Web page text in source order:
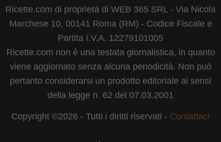
Ricette.com di proprietà di WEB 365 SRL - Via Nicola
Marchese 10, 00141 Roma (RM) - Codice Fiscale e
Partita I.V.A. 12279101005
Ricette.com non è una testata giornalistica, in quanto
viene aggiornato senza alcuna periodicità. Non può
pertanto considerarsi un prodotto editoriale ai sensi
della legge n. 62 del 07.03.2001
Copyright ©2026 - Tutti i diritti riservati - Contattaci